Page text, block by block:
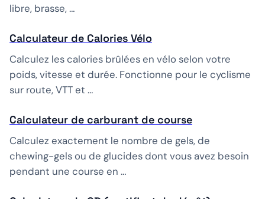
libre, brasse, …
Calculateur de Calories Vélo
Calculez les calories brûlées en vélo selon votre
poids, vitesse et durée. Fonctionne pour le cyclisme
sur route, VTT et …
Calculateur de carburant de course
Calculez exactement le nombre de gels, de
chewing-gels ou de glucides dont vous avez besoin
pendant une course en …